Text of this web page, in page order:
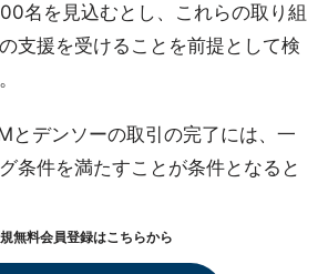
名を見込むとし、これらの取り組
支援を受けることを前提として検
とデンソーの取引の完了には、一
条件を満たすことが条件となると
無料会員登録はこちらから